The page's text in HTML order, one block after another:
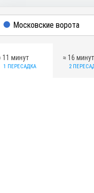
11 минут
1 ПЕРЕСАДКА
≈ 16 минут
2